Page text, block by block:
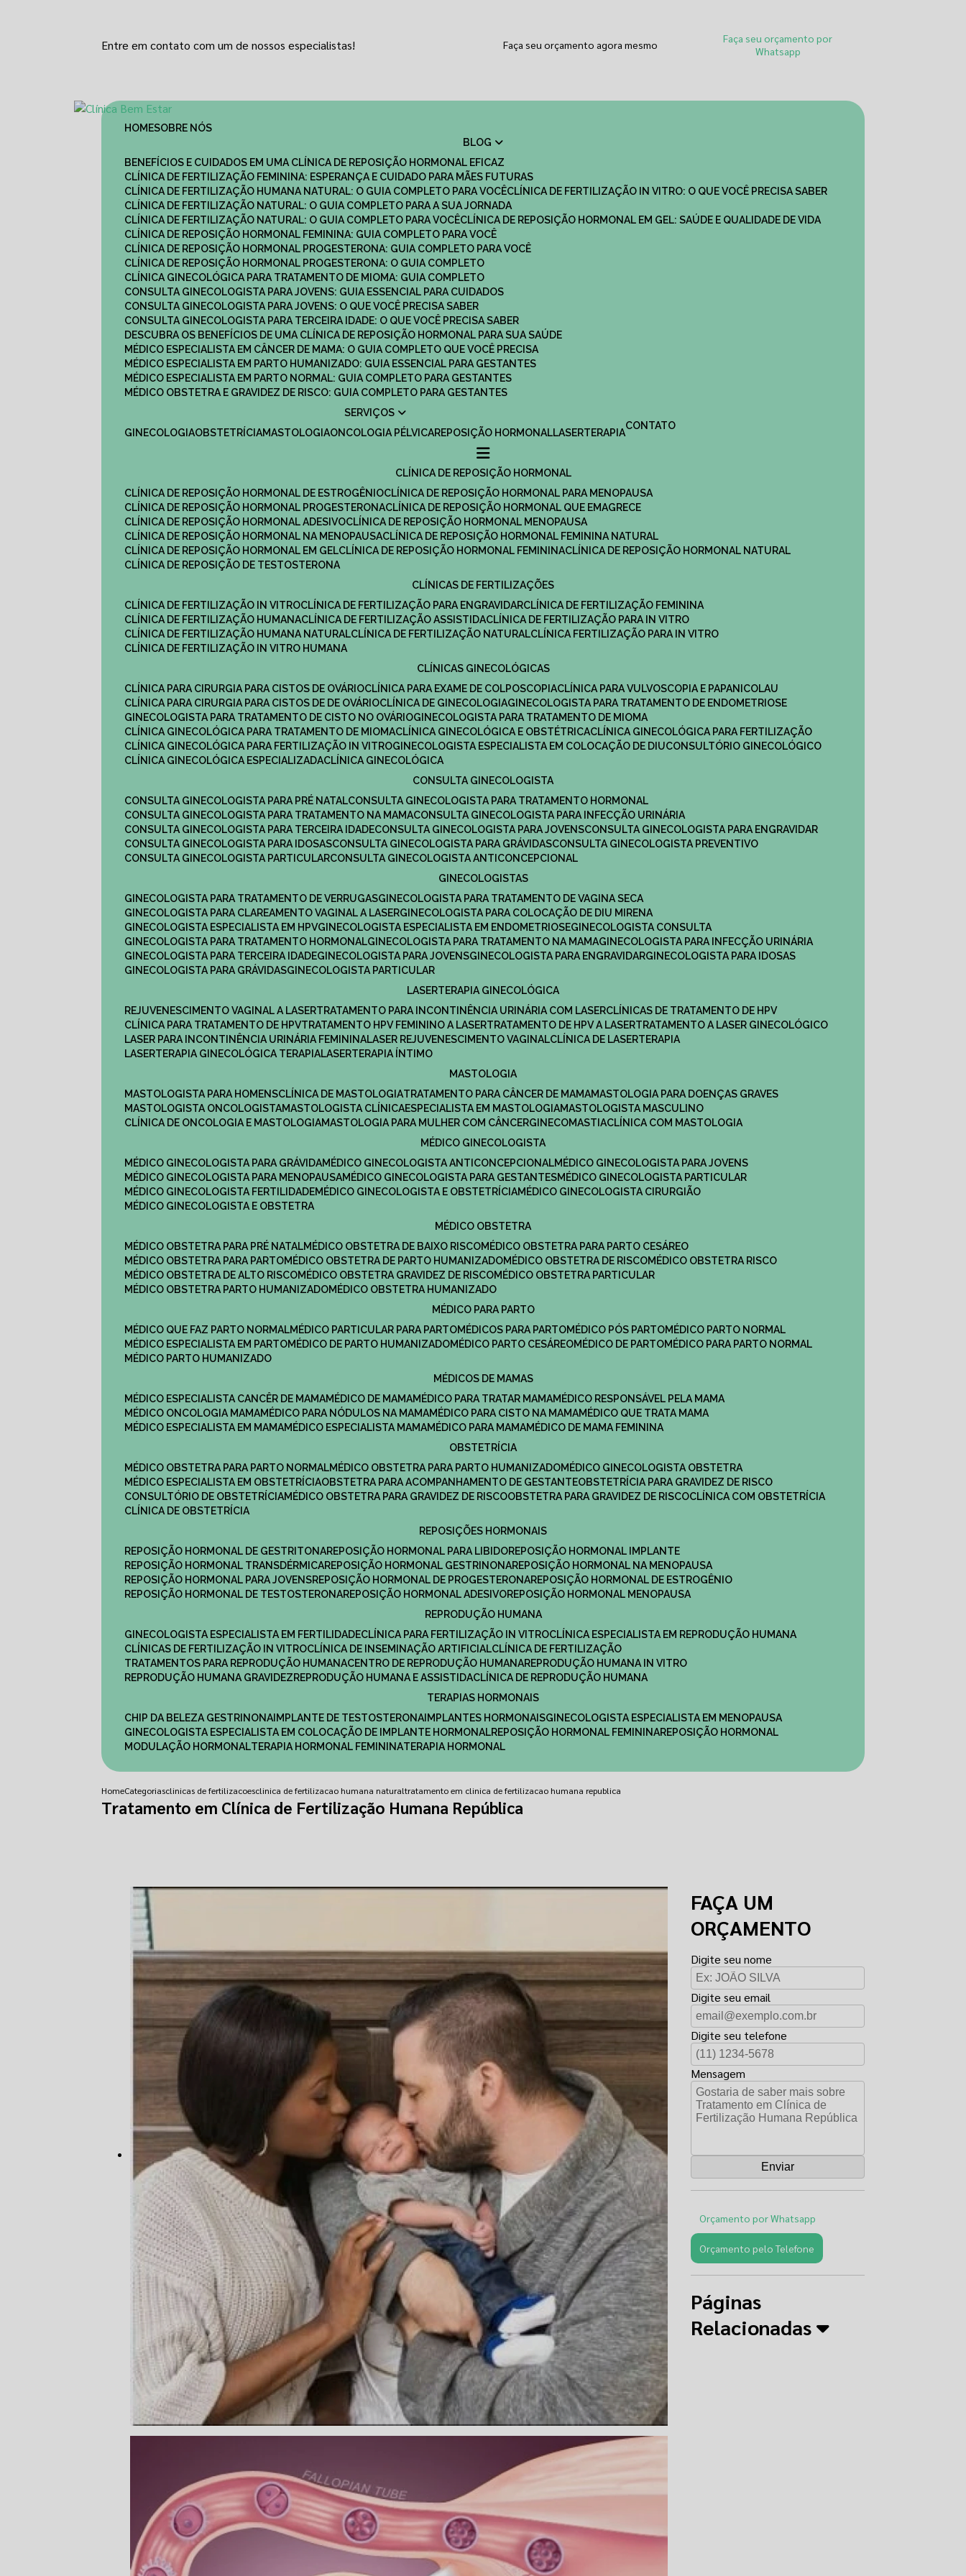
Entre em contato com um de nossos especialistas! Faça seu orçamento agora mesmo
Faça seu orçamento por
Whatsapp
HOME
SOBRE NÓS
BLOG
BENEFÍCIOS E CUIDADOS EM UMA CLÍNICA DE REPOSIÇÃO HORMONAL EFICAZ
CLÍNICA DE FERTILIZAÇÃO FEMININA: ESPERANÇA E CUIDADO PARA MÃES FUTURAS
CLÍNICA DE FERTILIZAÇÃO HUMANA NATURAL: O GUIA COMPLETO PARA VOCÊ
CLÍNICA DE FERTILIZAÇÃO IN VITRO: O QUE VOCÊ PRECISA SABER
CLÍNICA DE FERTILIZAÇÃO NATURAL: O GUIA COMPLETO PARA A SUA JORNADA
CLÍNICA DE FERTILIZAÇÃO NATURAL: O GUIA COMPLETO PARA VOCÊ
CLÍNICA DE REPOSIÇÃO HORMONAL EM GEL: SAÚDE E QUALIDADE DE VIDA
CLÍNICA DE REPOSIÇÃO HORMONAL FEMININA: GUIA COMPLETO PARA VOCÊ
CLÍNICA DE REPOSIÇÃO HORMONAL PROGESTERONA: GUIA COMPLETO PARA VOCÊ
CLÍNICA DE REPOSIÇÃO HORMONAL PROGESTERONA: O GUIA COMPLETO
CLÍNICA GINECOLÓGICA PARA TRATAMENTO DE MIOMA: GUIA COMPLETO
CONSULTA GINECOLOGISTA PARA JOVENS: GUIA ESSENCIAL PARA CUIDADOS
CONSULTA GINECOLOGISTA PARA JOVENS: O QUE VOCÊ PRECISA SABER
CONSULTA GINECOLOGISTA PARA TERCEIRA IDADE: O QUE VOCÊ PRECISA SABER
DESCUBRA OS BENEFÍCIOS DE UMA CLÍNICA DE REPOSIÇÃO HORMONAL PARA SUA SAÚDE
MÉDICO ESPECIALISTA EM CÂNCER DE MAMA: O GUIA COMPLETO QUE VOCÊ PRECISA
MÉDICO ESPECIALISTA EM PARTO HUMANIZADO: GUIA ESSENCIAL PARA GESTANTES
MÉDICO ESPECIALISTA EM PARTO NORMAL: GUIA COMPLETO PARA GESTANTES
MÉDICO OBSTETRA E GRAVIDEZ DE RISCO: GUIA COMPLETO PARA GESTANTES
SERVIÇOS
GINECOLOGIA
OBSTETRÍCIA MASTOLOGIA ONCOLOGIA PÉLVICA REPOSIÇÃO HORMONAL LASERTERAPIA
CONTATO
CLÍNICA DE REPOSIÇÃO HORMONAL
CLÍNICA DE REPOSIÇÃO HORMONAL DE ESTROGÊNIO
CLÍNICA DE REPOSIÇÃO HORMONAL PARA MENOPAUSA
CLÍNICA DE REPOSIÇÃO HORMONAL PROGESTERONA
CLÍNICA DE REPOSIÇÃO HORMONAL QUE EMAGRECE
CLÍNICA DE REPOSIÇÃO HORMONAL ADESIVO
CLÍNICA DE REPOSIÇÃO HORMONAL MENOPAUSA
CLÍNICA DE REPOSIÇÃO HORMONAL NA MENOPAUSA
CLÍNICA DE REPOSIÇÃO HORMONAL FEMININA NATURAL
CLÍNICA DE REPOSIÇÃO HORMONAL EM GEL
CLÍNICA DE REPOSIÇÃO HORMONAL FEMININA
CLÍNICA DE REPOSIÇÃO HORMONAL NATURAL
CLÍNICA DE REPOSIÇÃO DE TESTOSTERONA
CLÍNICAS DE FERTILIZAÇÕES
CLÍNICA DE FERTILIZAÇÃO IN VITRO
CLÍNICA DE FERTILIZAÇÃO PARA ENGRAVIDAR
CLÍNICA DE FERTILIZAÇÃO FEMININA
CLÍNICA DE FERTILIZAÇÃO HUMANA
CLÍNICA DE FERTILIZAÇÃO ASSISTIDA
CLÍNICA DE FERTILIZAÇÃO PARA IN VITRO
CLÍNICA DE FERTILIZAÇÃO HUMANA NATURAL
CLÍNICA DE FERTILIZAÇÃO NATURAL
CLÍNICA FERTILIZAÇÃO PARA IN VITRO
CLÍNICA DE FERTILIZAÇÃO IN VITRO HUMANA
CLÍNICAS GINECOLÓGICAS
CLÍNICA PARA CIRURGIA PARA CISTOS DE OVÁRIO
CLÍNICA PARA EXAME DE COLPOSCOPIA
CLÍNICA PARA VULVOSCOPIA E PAPANICOLAU
CLÍNICA PARA CIRURGIA PARA CISTOS DE DE OVÁRIO
CLÍNICA DE GINECOLOGIA
GINECOLOGISTA PARA TRATAMENTO DE ENDOMETRIOSE
GINECOLOGISTA PARA TRATAMENTO DE CISTO NO OVÁRIO
GINECOLOGISTA PARA TRATAMENTO DE MIOMA
CLÍNICA GINECOLÓGICA PARA TRATAMENTO DE MIOMA
CLÍNICA GINECOLÓGICA E OBSTÉTRICA
CLÍNICA GINECOLÓGICA PARA FERTILIZAÇÃO
CLÍNICA GINECOLÓGICA PARA FERTILIZAÇÃO IN VITRO
GINECOLOGISTA ESPECIALISTA EM COLOCAÇÃO DE DIU
CONSULTÓRIO GINECOLÓGICO
CLÍNICA GINECOLÓGICA ESPECIALIZADA
CLÍNICA GINECOLÓGICA
CONSULTA GINECOLOGISTA
CONSULTA GINECOLOGISTA PARA PRÉ NATAL
CONSULTA GINECOLOGISTA PARA TRATAMENTO HORMONAL
CONSULTA GINECOLOGISTA PARA TRATAMENTO NA MAMA
CONSULTA GINECOLOGISTA PARA INFECÇÃO URINÁRIA
CONSULTA GINECOLOGISTA PARA TERCEIRA IDADE
CONSULTA GINECOLOGISTA PARA JOVENS
CONSULTA GINECOLOGISTA PARA ENGRAVIDAR
CONSULTA GINECOLOGISTA PARA IDOSAS
CONSULTA GINECOLOGISTA PARA GRÁVIDAS
CONSULTA GINECOLOGISTA PREVENTIVO
CONSULTA GINECOLOGISTA PARTICULAR
CONSULTA GINECOLOGISTA ANTICONCEPCIONAL
GINECOLOGISTAS
GINECOLOGISTA PARA TRATAMENTO DE VERRUGAS
GINECOLOGISTA PARA TRATAMENTO DE VAGINA SECA
GINECOLOGISTA PARA CLAREAMENTO VAGINAL A LASER
GINECOLOGISTA PARA COLOCAÇÃO DE DIU MIRENA
GINECOLOGISTA ESPECIALISTA EM HPV
GINECOLOGISTA ESPECIALISTA EM ENDOMETRIOSE
GINECOLOGISTA CONSULTA
GINECOLOGISTA PARA TRATAMENTO HORMONAL
GINECOLOGISTA PARA TRATAMENTO NA MAMA
GINECOLOGISTA PARA INFECÇÃO URINÁRIA
GINECOLOGISTA PARA TERCEIRA IDADE
GINECOLOGISTA PARA JOVENS GINECOLOGISTA PARA ENGRAVIDAR
GINECOLOGISTA PARA IDOSAS
GINECOLOGISTA PARA GRÁVIDAS
GINECOLOGISTA PARTICULAR
LASERTERAPIA GINECOLÓGICA
REJUVENESCIMENTO VAGINAL A LASER
TRATAMENTO PARA INCONTINÊNCIA URINÁRIA COM LASER
CLÍNICAS DE TRATAMENTO DE HPV
CLÍNICA PARA TRATAMENTO DE HPV
TRATAMENTO HPV FEMININO A LASER TRATAMENTO DE HPV A LASER
TRATAMENTO A LASER GINECOLÓGICO
LASER PARA INCONTINÊNCIA URINÁRIA FEMININA LASER REJUVENESCIMENTO VAGINAL
CLÍNICA DE LASERTERAPIA
LASERTERAPIA GINECOLÓGICA TERAPIA LASERTERAPIA ÍNTIMO
MASTOLOGIA
MASTOLOGISTA PARA HOMENS
CLÍNICA DE MASTOLOGIA TRATAMENTO PARA CÂNCER DE MAMA
MASTOLOGIA PARA DOENÇAS GRAVES
MASTOLOGISTA ONCOLOGISTA
MASTOLOGISTA CLÍNICA ESPECIALISTA EM MASTOLOGIA
MASTOLOGISTA MASCULINO
CLÍNICA DE ONCOLOGIA E MASTOLOGIA
MASTOLOGIA PARA MULHER COM CÂNCER GINECOMASTIA
CLÍNICA COM MASTOLOGIA
MÉDICO GINECOLOGISTA
MÉDICO GINECOLOGISTA PARA GRÁVIDA
MÉDICO GINECOLOGISTA ANTICONCEPCIONAL
MÉDICO GINECOLOGISTA PARA JOVENS
MÉDICO GINECOLOGISTA PARA MENOPAUSA
MÉDICO GINECOLOGISTA PARA GESTANTES
MÉDICO GINECOLOGISTA PARTICULAR
MÉDICO GINECOLOGISTA FERTILIDADE
MÉDICO GINECOLOGISTA E OBSTETRÍCIA
MÉDICO GINECOLOGISTA CIRURGIÃO
MÉDICO GINECOLOGISTA E OBSTETRA
MÉDICO OBSTETRA
MÉDICO OBSTETRA PARA PRÉ NATAL
MÉDICO OBSTETRA DE BAIXO RISCO
MÉDICO OBSTETRA PARA PARTO CESÁREO
MÉDICO OBSTETRA PARA PARTO
MÉDICO OBSTETRA DE PARTO HUMANIZADO MÉDICO OBSTETRA DE RISCO
MÉDICO OBSTETRA RISCO
MÉDICO OBSTETRA DE ALTO RISCO
MÉDICO OBSTETRA GRAVIDEZ DE RISCO
MÉDICO OBSTETRA PARTICULAR
MÉDICO OBSTETRA PARTO HUMANIZADO
MÉDICO OBSTETRA HUMANIZADO
MÉDICO PARA PARTO
MÉDICO QUE FAZ PARTO NORMAL
MÉDICO PARTICULAR PARA PARTO MÉDICOS PARA PARTO MÉDICO PÓS PARTO
MÉDICO PARTO NORMAL
MÉDICO ESPECIALISTA EM PARTO
MÉDICO DE PARTO HUMANIZADO MÉDICO PARTO CESÁREO MÉDICO DE PARTO
MÉDICO PARA PARTO NORMAL
MÉDICO PARTO HUMANIZADO
MÉDICOS DE MAMAS
MÉDICO ESPECIALISTA CANCÊR DE MAMA
MÉDICO DE MAMA MÉDICO PARA TRATAR MAMA
MÉDICO RESPONSÁVEL PELA MAMA
MÉDICO ONCOLOGIA MAMA
MÉDICO PARA NÓDULOS NA MAMA MÉDICO PARA CISTO NA MAMA
MÉDICO QUE TRATA MAMA
MÉDICO ESPECIALISTA EM MAMA
MÉDICO ESPECIALISTA MAMA MÉDICO PARA MAMA
MÉDICO DE MAMA FEMININA
OBSTETRÍCIA
MÉDICO OBSTETRA PARA PARTO NORMAL
MÉDICO OBSTETRA PARA PARTO HUMANIZADO
MÉDICO GINECOLOGISTA OBSTETRA
MÉDICO ESPECIALISTA EM OBSTETRÍCIA
OBSTETRA PARA ACOMPANHAMENTO DE GESTANTE
OBSTETRÍCIA PARA GRAVIDEZ DE RISCO
CONSULTÓRIO DE OBSTETRÍCIA
MÉDICO OBSTETRA PARA GRAVIDEZ DE RISCO OBSTETRA PARA GRAVIDEZ DE RISCO
CLÍNICA COM OBSTETRÍCIA
CLÍNICA DE OBSTETRÍCIA
REPOSIÇÕES HORMONAIS
REPOSIÇÃO HORMONAL DE GESTRITONA
REPOSIÇÃO HORMONAL PARA LIBIDO
REPOSIÇÃO HORMONAL IMPLANTE
REPOSIÇÃO HORMONAL TRANSDÉRMICA
REPOSIÇÃO HORMONAL GESTRINONA
REPOSIÇÃO HORMONAL NA MENOPAUSA
REPOSIÇÃO HORMONAL PARA JOVENS
REPOSIÇÃO HORMONAL DE PROGESTERONA
REPOSIÇÃO HORMONAL DE ESTROGÊNIO
REPOSIÇÃO HORMONAL DE TESTOSTERONA
REPOSIÇÃO HORMONAL ADESIVO
REPOSIÇÃO HORMONAL MENOPAUSA
REPRODUÇÃO HUMANA
GINECOLOGISTA ESPECIALISTA EM FERTILIDADE
CLÍNICA PARA FERTILIZAÇÃO IN VITRO
CLÍNICA ESPECIALISTA EM REPRODUÇÃO HUMANA
CLÍNICAS DE FERTILIZAÇÃO IN VITRO
CLÍNICA DE INSEMINAÇÃO ARTIFICIAL
CLÍNICA DE FERTILIZAÇÃO
TRATAMENTOS PARA REPRODUÇÃO HUMANA
CENTRO DE REPRODUÇÃO HUMANA
REPRODUÇÃO HUMANA IN VITRO
REPRODUÇÃO HUMANA GRAVIDEZ
REPRODUÇÃO HUMANA E ASSISTIDA
CLÍNICA DE REPRODUÇÃO HUMANA
TERAPIAS HORMONAIS
CHIP DA BELEZA GESTRINONA IMPLANTE DE TESTOSTERONA IMPLANTES HORMONAIS
GINECOLOGISTA ESPECIALISTA EM MENOPAUSA
GINECOLOGISTA ESPECIALISTA EM COLOCAÇÃO DE IMPLANTE HORMONAL
REPOSIÇÃO HORMONAL FEMININA
REPOSIÇÃO HORMONAL
MODULAÇÃO HORMONAL
TERAPIA HORMONAL FEMININA TERAPIA HORMONAL
HomeCategoriasclinicas de fertilizacoesclinica de fertilizacao humana naturaltratamento em clinica de fertilizacao humana republica
Tratamento em Clínica de Fertilização Humana República
FAÇA UM
ORÇAMENTO
Digite seu nome
Digite seu email
Digite seu telefone
Mensagem
Orçamento por Whatsapp
Orçamento pelo Telefone
Páginas
Relacionadas